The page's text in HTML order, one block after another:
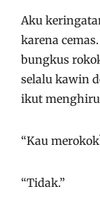
Aku
karena
bungkus
selalu kawin
ikut
“Kau
“Tidak.”